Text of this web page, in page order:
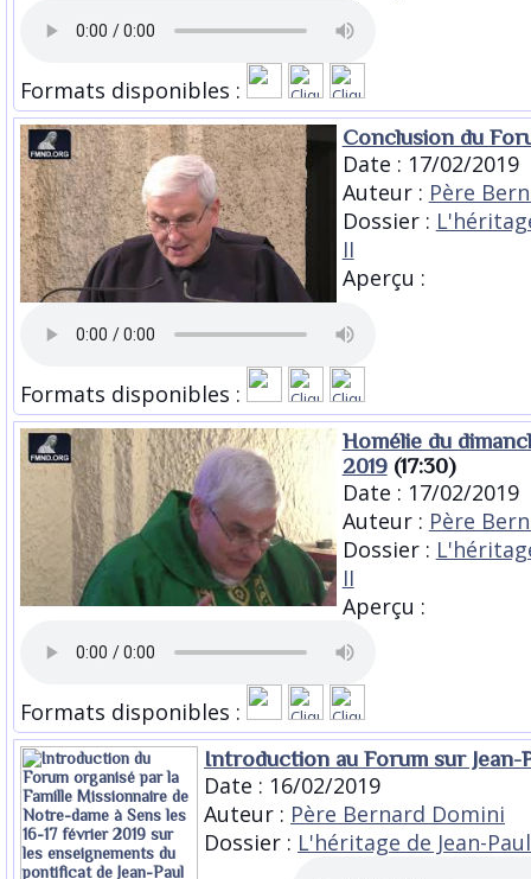
Formats disponibles :
Conclusion du
Date : 17/02/2019
Auteur : Père
Dossier :
II
Aperçu :
Formats disponibles :
Homélie du
2019(17:30)
Date : 17/02/2019
Auteur : Père
Dossier :
II
Aperçu :
Formats disponibles :
Introduction au Forum sur Jean-
Date : 16/02/2019
Auteur : Père Bernard Domini
Dossier : L'héritage de Jean-